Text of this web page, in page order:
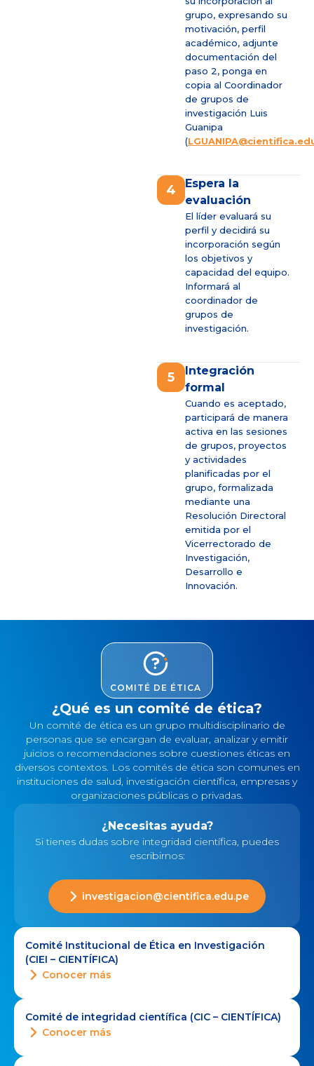
grupo, expresando su
motivación, perfil
académico, adjunte
documentación del
paso 2, ponga en
copia al Coordinador
de grupos de
investigación Luis
Guanipa
(
4
Espera la
evaluación
El líder evaluará su
perfil y decidirá su
incorporación según
los objetivos y
capacidad del equipo.
Informará al
coordinador de
grupos de
investigación.
5
Integración
formal
Cuando es aceptado,
participará de manera
activa en las sesiones
de grupos, proyectos
y actividades
planificadas por el
grupo, formalizada
mediante una
Resolución Directoral
emitida por el
Vicerrectorado de
Investigación,
Desarrollo e
Innovación.
COMITÉ DE ÉTICA
¿Qué es un comité de ética?
Un comité de ética es un grupo multidisciplinario de
personas que se encargan de evaluar, analizar y emitir
juicios o recomendaciones sobre cuestiones éticas en
diversos contextos. Los comités de ética son comunes en
instituciones de salud, investigación científica, empresas y
organizaciones públicas o privadas.
¿Necesitas ayuda?
Si tienes dudas sobre integridad científica, puedes
escribirnos:
investigacion@cientifica.edu.pe
Comité Institucional de Ética en Investigación
(CIEI – CIENTÍFICA)
Conocer más
Comité de integridad científica (CIC – CIENTÍFICA)
Conocer más